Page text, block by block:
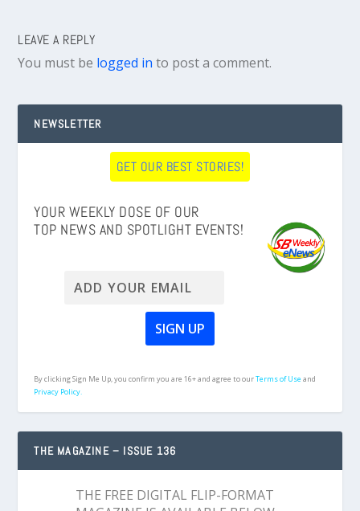
LEAVE A REPLY
You must be logged in to post a comment.
NEWSLETTER
GET OUR BEST STORIES!
YOUR WEEKLY DOSE OF OUR
TOP NEWS AND SPOTLIGHT EVENTS!
By clicking Sign Me Up, you confirm you are 16+ and agree to ourTerms of Useand
Privacy Policy.
THE MAGAZINE – ISSUE 136
THE FREE DIGITAL FLIP-FORMAT